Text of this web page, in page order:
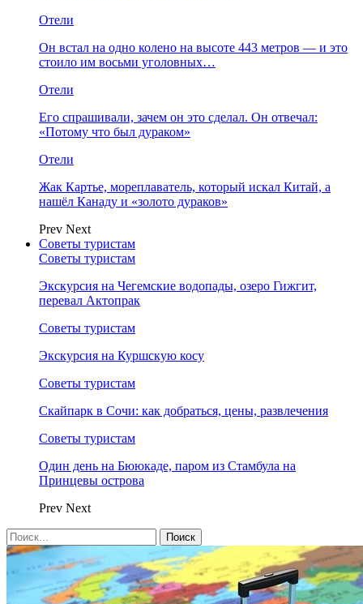
Отели
Он встал на одно колено на высоте 443 метров — и это
стоило им восьми уголовных…
Отели
Его спрашивали, зачем он это сделал. Он отвечал:
«Потому что был дураком»
Отели
Жак Картье, мореплаватель, который искал Китай, а
нашёл Канаду и «золото дураков»
Prev Next
Советы туристам
Советы туристам
Экскурсия на Чегемские водопады, озеро Гижгит,
перевал Актопрак
Советы туристам
Экскурсия на Куршскую косу
Советы туристам
Скайпарк в Сочи: как добраться, цены, развлечения
Советы туристам
Один день на Бююкаде, паром из Стамбула на
Принцевы острова
Prev Next